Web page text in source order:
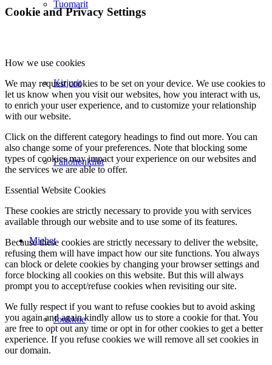
Tuomarit
Kirjurit
Pallohenkilöt
Miehet
Joukkue
Cookie and Privacy Settings
How we use cookies
We may request cookies to be set on your device. We use cookies to
let us know when you visit our websites, how you interact with us,
to enrich your user experience, and to customize your relationship
with our website.
Click on the different category headings to find out more. You can
also change some of your preferences. Note that blocking some
types of cookies may impact your experience on our websites and
the services we are able to offer.
Essential Website Cookies
These cookies are strictly necessary to provide you with services
available through our website and to use some of its features.
Because these cookies are strictly necessary to deliver the website,
refusing them will have impact how our site functions. You always
can block or delete cookies by changing your browser settings and
force blocking all cookies on this website. But this will always
prompt you to accept/refuse cookies when revisiting our site.
We fully respect if you want to refuse cookies but to avoid asking
you again and again kindly allow us to store a cookie for that. You
are free to opt out any time or opt in for other cookies to get a better
experience. If you refuse cookies we will remove all set cookies in
our domain.